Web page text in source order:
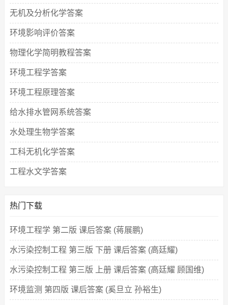
无机及分析化学答案
环境影响评价答案
物理化学简明教程答案
环境工程学答案
环境工程原理答案
给水排水管网系统答案
水处理生物学答案
工科无机化学答案
工程水文学答案
热门下载
环境工程学 第二版 课后答案 (蒋展鹏)
水污染控制工程 第三版 下册 课后答案 (高廷耀)
水污染控制工程 第三版 上册 课后答案 (高廷耀 顾国维)
环境监测 第四版 课后答案 (奚旦立 孙裕生)